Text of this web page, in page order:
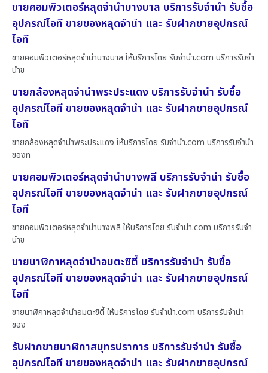
ขายคอมพิวเตอร์หลุดจำนำบางบาล บริการรับจำนำ รับซื้อ
อุปกรณ์ไอที ขายของหลุดจำนำ และ รับฝากขายอุปกรณ์
ไอที
ขายคอมพิวเตอร์หลุดจำนำบางบาล ให้บริการโดย รับจํานํา.com บริการรับจำ
นำข
ขายกล้องหลุดจำนำพระประแดง บริการรับจำนำ รับซื้อ
อุปกรณ์ไอที ขายของหลุดจำนำ และ รับฝากขายอุปกรณ์
ไอที
ขายกล้องหลุดจำนำพระประแดง ให้บริการโดย รับจํานํา.com บริการรับจำนำ
ของท
ขายคอมพิวเตอร์หลุดจำนำบางพลี บริการรับจำนำ รับซื้อ
อุปกรณ์ไอที ขายของหลุดจำนำ และ รับฝากขายอุปกรณ์
ไอที
ขายคอมพิวเตอร์หลุดจำนำบางพลี ให้บริการโดย รับจํานํา.com บริการรับจำ
นำข
ขายนาฬิกาหลุดจำนำอมตะซิตี้ บริการรับจำนำ รับซื้อ
อุปกรณ์ไอที ขายของหลุดจำนำ และ รับฝากขายอุปกรณ์
ไอที
ขายนาฬิกาหลุดจำนำอมตะซิตี้ ให้บริการโดย รับจํานํา.com บริการรับจำนำ
ของ
รับฝากขายนาฬิกาสมุทรปราการ บริการรับจำนำ รับซื้อ
อุปกรณ์ไอที ขายของหลุดจำนำ และ รับฝากขายอุปกรณ์